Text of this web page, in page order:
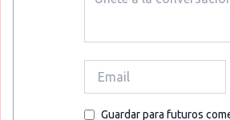
Guardar para futuros